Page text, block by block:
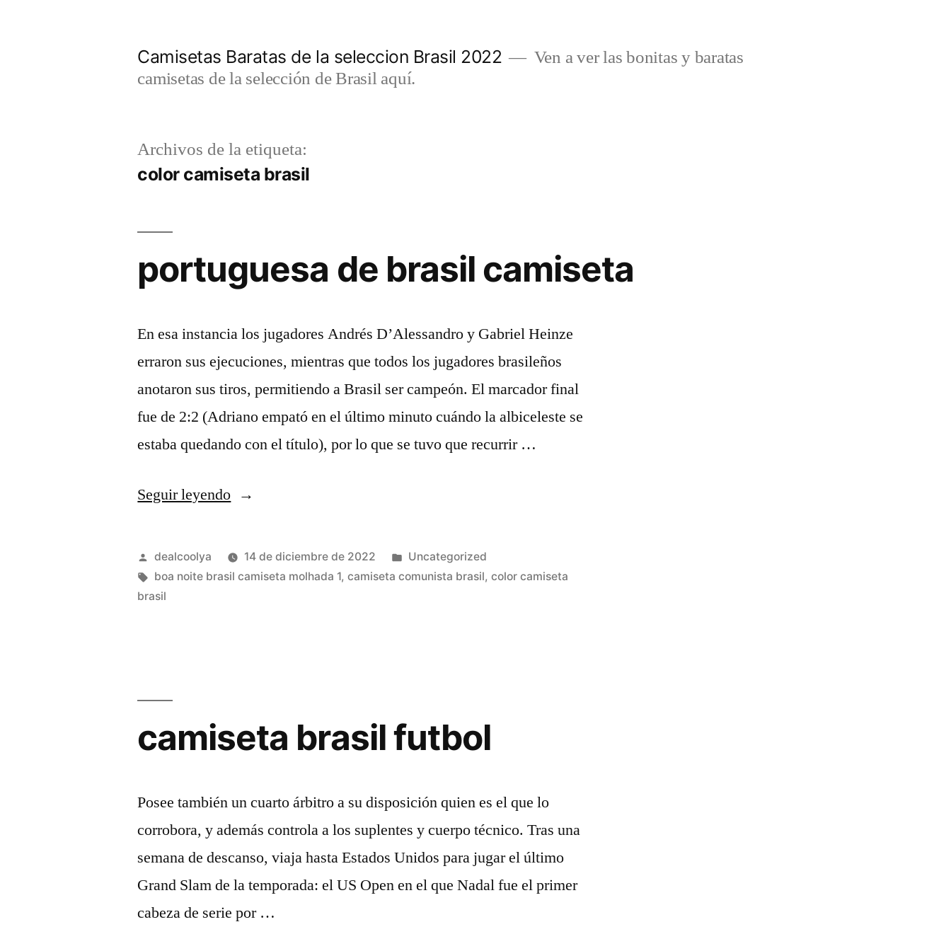
Camisetas Baratas de la seleccion Brasil 2022
Ven a ver las bonitas y baratas
camisetas de la selección de Brasil aquí.
Archivos de la etiqueta:
color camiseta brasil
portuguesa de brasil camiseta
En esa instancia los jugadores Andrés D’Alessandro y Gabriel Heinze
erraron sus ejecuciones, mientras que todos los jugadores brasileños
anotaron sus tiros, permitiendo a Brasil ser campeón. El marcador final
fue de 2:2 (Adriano empató en el último minuto cuándo la albiceleste se
estaba quedando con el título), por lo que se tuvo que recurrir …
Seguir leyendo«portuguesa
brasil
camiseta»
Publicado
por
dealcoolya 14 de diciembre de 2022
Publicado
en
Uncategorized
Etiquetas:
boa noite brasil camiseta molhada 1,camiseta comunista brasil,color camiseta
brasil
camiseta brasil futbol
Posee también un cuarto árbitro a su disposición quien es el que lo
corrobora, y además controla a los suplentes y cuerpo técnico. Tras una
semana de descanso, viaja hasta Estados Unidos para jugar el último
Grand Slam de la temporada: el US Open en el que Nadal fue el primer
cabeza de serie por …